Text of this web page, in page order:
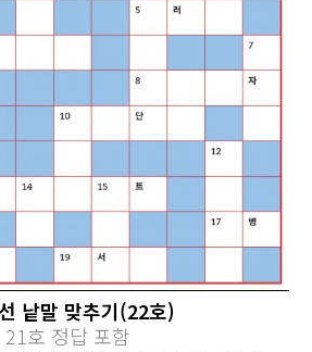
낱말 맞추기(22호)
21호 정답 포함